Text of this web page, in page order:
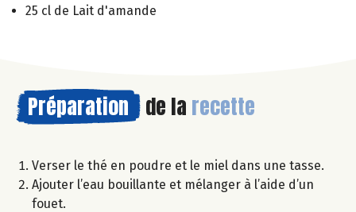
25 cl de Lait d'amande
Préparation de la recette
Verser le thé en poudre et le miel dans une tasse.
Ajouter l’eau bouillante et mélanger à l’aide d’un
fouet.